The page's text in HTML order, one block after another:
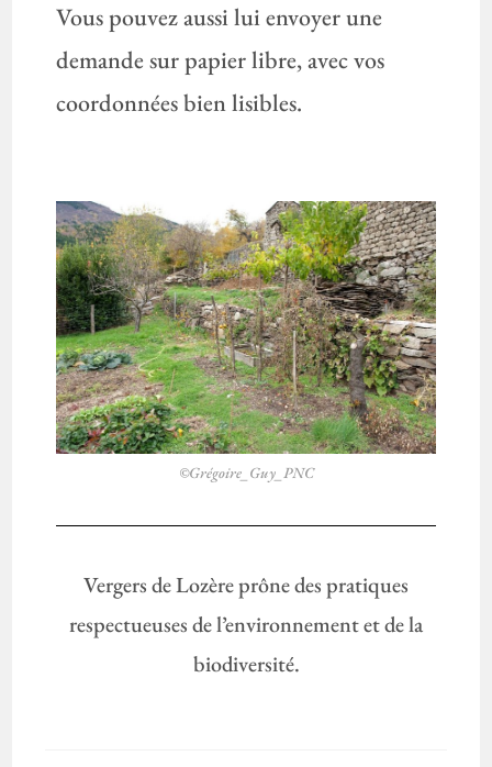
Vous pouvez aussi lui envoyer une
demande sur papier libre, avec vos
coordonnées bien lisibles.
©Grégoire_Guy_PNC
Vergers de Lozère prône des pratiques
respectueuses de l’environnement et de la
biodiversité.